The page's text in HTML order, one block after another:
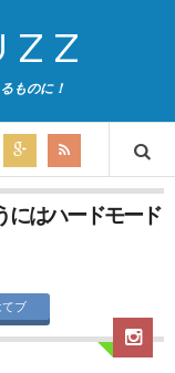
ものに！
にはハードモード
てブ